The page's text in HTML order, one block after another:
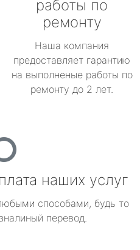
работы по
ремонту
Наша компания
предоставляет гарантию
на выполненые работы по
ремонту до 2 лет.
наших услуг
способами, будь то
перевод.